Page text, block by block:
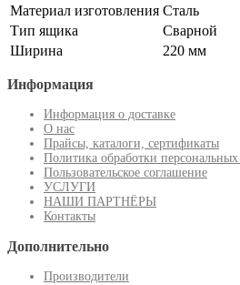
Материал изготовления Сталь
Тип ящика
Сварной
Ширина
220 мм
Информация
Информация о доставке
О нас
Прайсы, каталоги, сертификаты
Политика обработки
Пользовательское соглашение
УСЛУГИ
НАШИ ПАРТНЁРЫ
Контакты
Дополнительно
Производители